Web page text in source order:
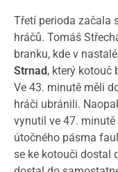
Třetí perioda začala
hráčů. Tomáš
branku, kde v
Strnad , který kotouč
Ve 43. minutě měli
hráči ubránili.
vynutil ve 47.
útočného pásma
se ke kotouči dostal